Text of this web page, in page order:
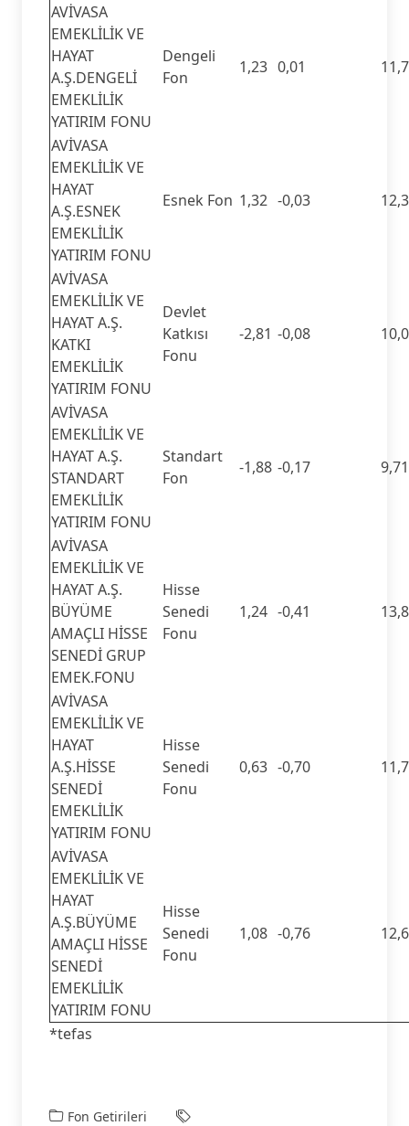
AVİVASA
EMEKLİLİK VE
HAYAT
A.Ş.DENGELİ
EMEKLİLİK
YATIRIM FONU
Dengeli
Fon
1,23 0,01
AVİVASA
EMEKLİLİK VE
HAYAT
A.Ş.ESNEK
EMEKLİLİK
YATIRIM FONU
Esnek Fon 1,32 -0,03
AVİVASA
EMEKLİLİK VE
HAYAT A.Ş.
KATKI
EMEKLİLİK
YATIRIM FONU
Devlet
Katkısı
Fonu
-2,81 -0,08
AVİVASA
EMEKLİLİK VE
HAYAT A.Ş.
STANDART
EMEKLİLİK
YATIRIM FONU
Standart
Fon
-1,88 -0,17 9,71
AVİVASA
EMEKLİLİK VE
HAYAT A.Ş.
BÜYÜME
AMAÇLI HİSSE
SENEDİ GRUP
EMEK.FONU
Hisse
Senedi
Fonu
1,24 -0,41
AVİVASA
EMEKLİLİK VE
HAYAT
A.Ş.HİSSE
SENEDİ
EMEKLİLİK
YATIRIM FONU
Hisse
Senedi
Fonu
0,63 -0,70
AVİVASA
EMEKLİLİK VE
HAYAT
A.Ş.BÜYÜME
AMAÇLI HİSSE
SENEDİ
EMEKLİLİK
YATIRIM FONU
Hisse
Senedi
Fonu
1,08 -0,76
*tefas
Fon Getirileri